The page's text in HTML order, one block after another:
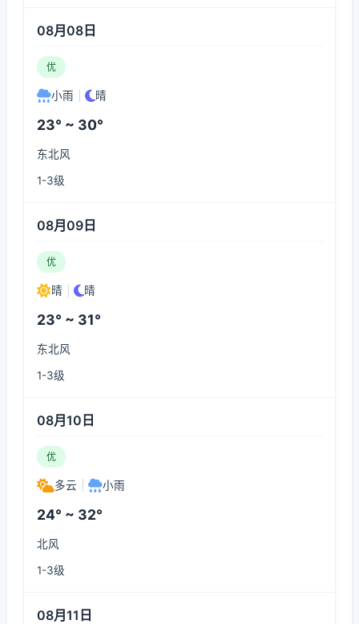
08月08日
优
小雨 晴
23° ~ 30°
东北风
1-3级
08月09日
优
晴 晴
23° ~ 31°
东北风
1-3级
08月10日
优
多云 小雨
24° ~ 32°
北风
1-3级
08月11日